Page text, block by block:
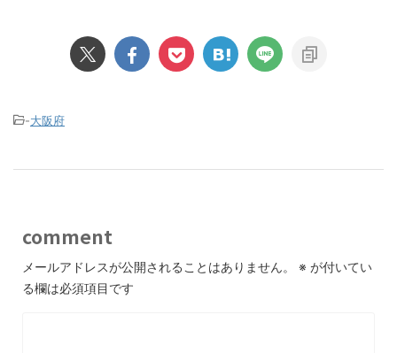
-大阪府
comment
メールアドレスが公開されることはありません。 ※ が付いてい
る欄は必須項目です